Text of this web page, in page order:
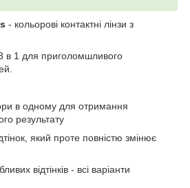
- кольорові контактні лінзи з
в 1 для приголомшливого
в одному для отримання
результату
який проте повністю змінює
відтінків - всі варіанти